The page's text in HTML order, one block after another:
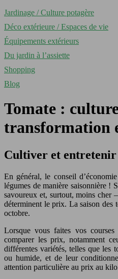
Jardinage / Culture potagère
Déco extérieure / Espaces de vie
Équipements extérieurs
Du jardin à l’assiette
Shopping
Blog
Tomate :
transformation
Cultiver et entretenir
En général, le conseil
légumes de manière saisonnière !
savoureux et, surtout, moins cher
déterminent le prix. La saison des
octobre.
Lorsque vous faites vos
comparer les prix, notamment
différentes variétés, telles que les
ou humide, et de leur
attention particulière au prix au